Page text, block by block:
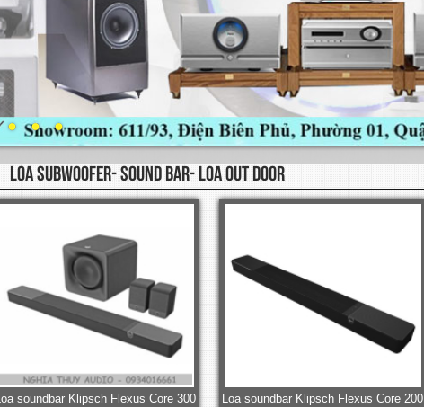
LOA SUBWOOFER- SOUND BAR- LOA OUT DOOR
Loa soundbar Klipsch Flexus Core 300
Loa soundbar Klipsch Flexus Core 200